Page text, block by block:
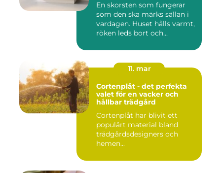
En skorsten som fungerar
som den ska märks sällan i
vardagen. Huset hålls varmt,
röken leds bort och...
11. mar
Cortenplåt - det perfekta
valet för en vacker och
hållbar trädgård
Cortenplåt har blivit ett
populärt material bland
trädgårdsdesigners och
hemen...